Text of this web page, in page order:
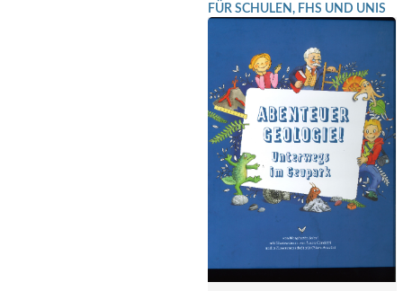
FÜR SCHULEN, FHS UND UNIS